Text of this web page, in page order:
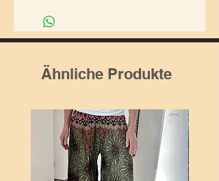
traditionelles Handwerk aus
Nepal mit dem klaren,
Stil. Gefertigt aus besonders
bietet er natürliche Wärme,
ohne zu beschweren.
✨Das Design mit schlichten
Linien und dezenten
Ähnliche Produkte